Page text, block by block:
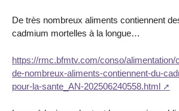
De très nombreux aliments contiennent
cadmium mortelles à la longue…
https://rmc.bfmtv.com/conso/alimentation/
de-nombreux-aliments-contiennent-du-
pour-la-sante_AN-202506240558.html